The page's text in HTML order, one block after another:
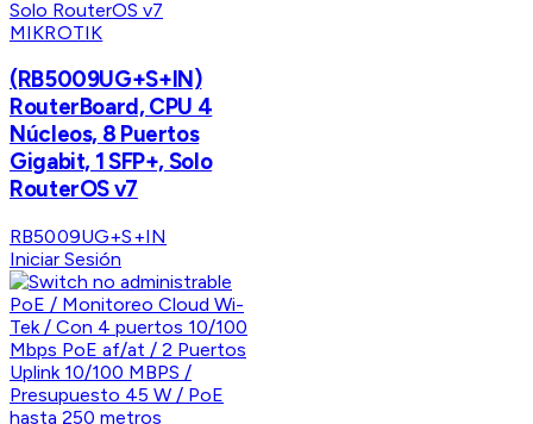
MIKROTIK
(RB5009UG+S+IN)
RouterBoard, CPU 4
Núcleos, 8 Puertos
Gigabit, 1 SFP+, Solo
RouterOS v7
RB5009UG+S+IN
Iniciar Sesión